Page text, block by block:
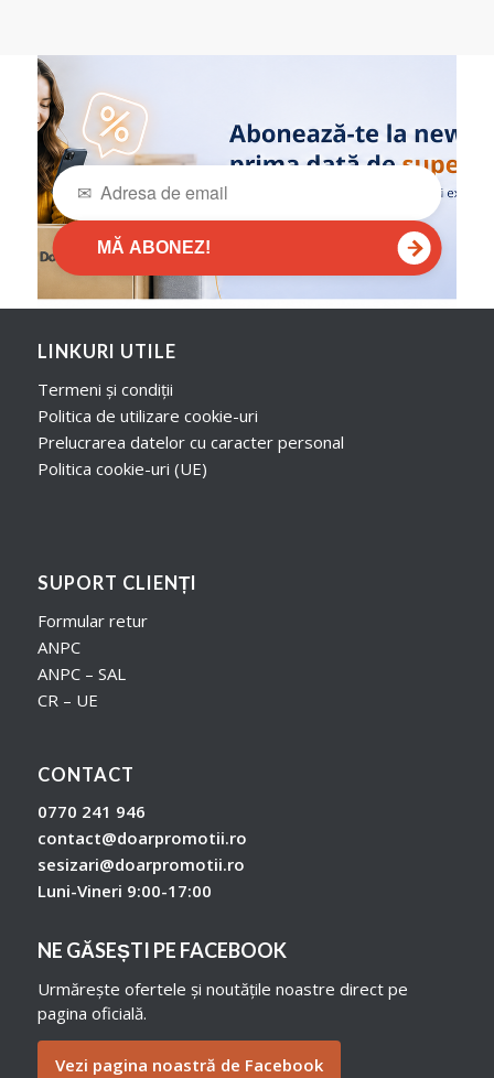
MĂ ABONEZ! →
LINKURI UTILE
Termeni și condiții
Politica de utilizare cookie-uri
Prelucrarea datelor cu caracter personal
Politica cookie-uri (UE)
SUPORT CLIENȚI
Formular retur
ANPC
ANPC – SAL
CR – UE
CONTACT
0770 241 946
contact@doarpromotii.ro
sesizari@doarpromotii.ro
Luni-Vineri 9:00-17:00
NE GĂSEȘTI PE FACEBOOK
Urmărește ofertele și noutățile noastre direct pe
pagina oficială.
Vezi pagina noastră de Facebook